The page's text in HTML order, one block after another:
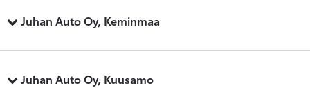
Juhan Auto Oy, Keminmaa
Juhan Auto Oy, Kuusamo